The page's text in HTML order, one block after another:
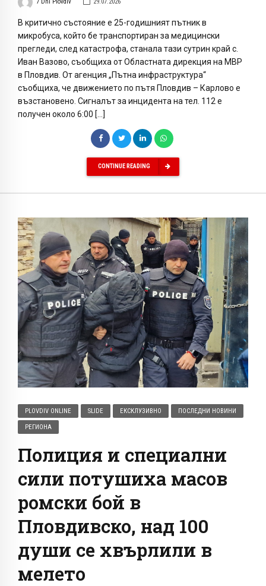
7 Dni Plovdiv 29.07.2026
В критично състояние е 25-годишният пътник в
микробуса, който бе транспортиран за медицински
прегледи, след катастрофа, станала тази сутрин край с.
Иван Вазово, съобщиха от Областната дирекция на МВР
в Пловдив. От агенция „Пътна инфраструктура“
съобщиха, че движението по пътя Пловдив – Карлово е
възстановено. Сигналът за инцидента на тел. 112 е
получен около 6:00 […]
CONTINUE READING
PLOVDIV ONLINE SLIDE ЕКСКЛУЗИВНО ПОСЛЕДНИ НОВИНИ
РЕГИОНА
Полиция и специални
сили потушиха масов
ромски бой в
Пловдивско, над 100
души се хвърлили в
мелето